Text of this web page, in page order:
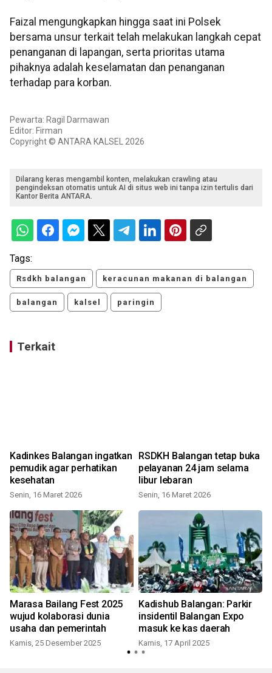
Faizal mengungkapkan hingga saat ini Polsek
bersama unsur terkait telah melakukan langkah cepat
penanganan di lapangan, serta prioritas utama
pihaknya adalah keselamatan dan penanganan
terhadap para korban.
Pewarta: Ragil Darmawan
Editor: Firman
Copyright © ANTARA KALSEL 2026
Dilarang keras mengambil konten, melakukan crawling atau
pengindeksan otomatis untuk AI di situs web ini tanpa izin tertulis dari
Kantor Berita ANTARA.
Tags:
Rsdkh balangan keracunan makanan di balangan
balangan kalsel paringin
Terkait
Kadinkes Balangan ingatkan
pemudik agar perhatikan
kesehatan
Senin, 16 Maret 2026
RSDKH Balangan tetap buka
pelayanan 24 jam selama
libur lebaran
Senin, 16 Maret 2026
Marasa Bailang Fest 2025
wujud kolaborasi dunia
usaha dan pemerintah
Kamis, 25 Desember 2025
Kadishub Balangan: Parkir
insidentil Balangan Expo
masuk ke kas daerah
Kamis, 17 April 2025